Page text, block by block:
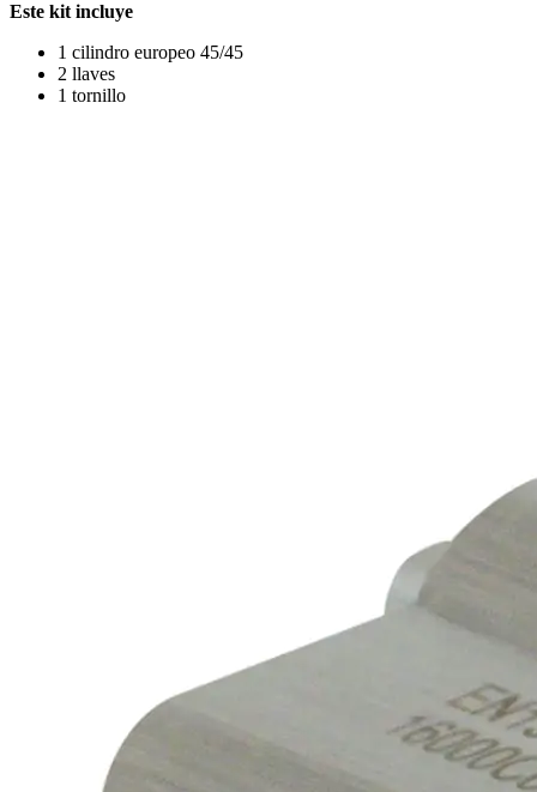
Este kit incluye
1 cilindro europeo 45/45
2 llaves
1 tornillo